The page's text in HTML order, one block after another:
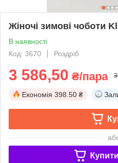
Жіночі зимові чоботи
В наявності
Код: 3670
Роздріб
3 586,50 ₴/пара
Економія 398.50 ₴